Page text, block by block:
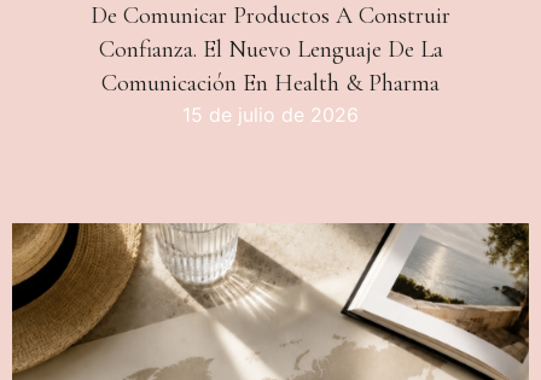
De Comunicar Productos A Construir
Confianza. El Nuevo Lenguaje De La
Comunicación En Health & Pharma
15 de julio de 2026